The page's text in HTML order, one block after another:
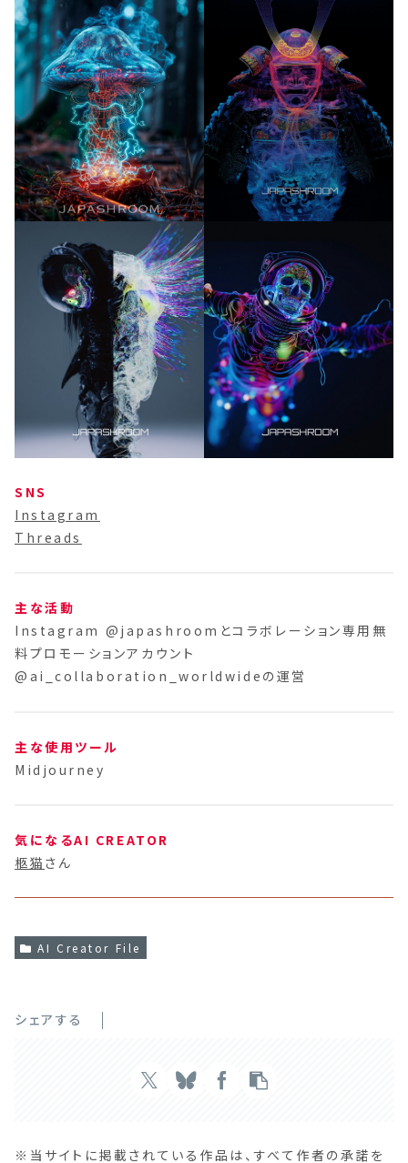
SNS
Instagram
Threads
主な活動
Instagram @japashroomとコラボレーション専用無
料プロモーションアカウント
@ai_collaboration_worldwideの運営
主な使用ツール
Midjourney
気になるAI CREATOR
柩猫 さん
AI Creator File
シェアする
※当サイトに掲載されている作品は、すべて作者の承諾を